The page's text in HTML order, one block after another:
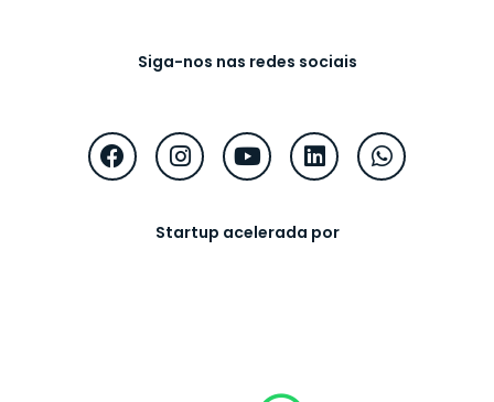
Siga-nos nas redes sociais
Startup acelerada por